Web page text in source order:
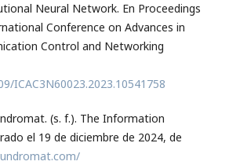
Neural Network. En Proceedings
Conference on Advances in
Control and Networking
ICAC3N60023.2023.10541758
(s. f.). The Information
el 19 de diciembre de 2024, de